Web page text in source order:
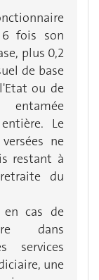
fois son
plus 0,2
de base
ou de
entamée
Le
ne
restant à
du
en cas de
dans
services
une